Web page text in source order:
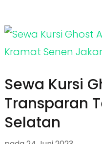
Sewa Kursi
Transparan
Selatan